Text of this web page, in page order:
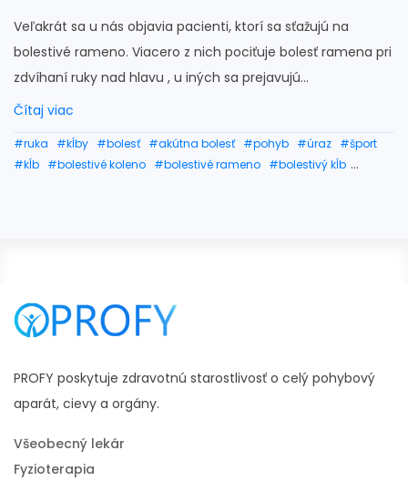
Veľakrát sa u nás objavia pacienti, ktorí sa sťažujú na
bolestivé rameno. Viacero z nich pociťuje bolesť ramena pri
zdvíhaní ruky nad hlavu , u iných sa prejavujú...
Čítaj viac
#ruka #kĺby #bolesť #akútna bolesť #pohyb #úraz #šport
#kĺb #bolestivé koleno #bolestivé rameno #bolestivý kĺb
PROFY poskytuje zdravotnú starostlivosť o celý pohybový
aparát, cievy a orgány.
Všeobecný lekár
Fyzioterapia